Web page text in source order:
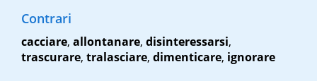
Contrari
cacciare, allontanare, disinteressarsi,
trascurare, tralasciare, dimenticare, ignorare